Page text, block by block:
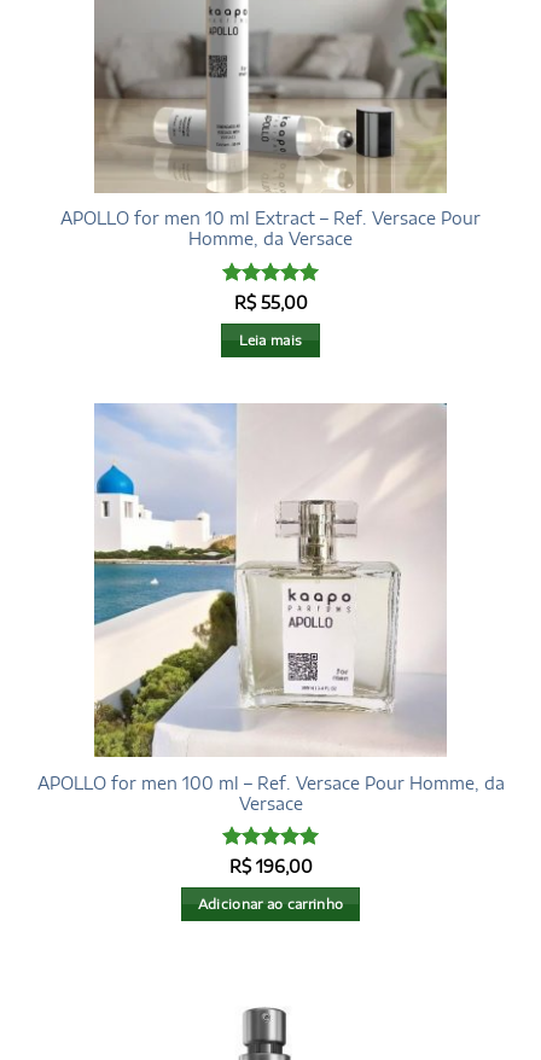
APOLLO for men 10 ml Extract – Ref. Versace Pour
Homme, da Versace
Avaliação
4.97de 5
R$55,00
Leia mais
APOLLO for men 100 ml – Ref. Versace Pour Homme, da
Versace
Avaliação
4.97de 5
R$196,00
Adicionar ao carrinho